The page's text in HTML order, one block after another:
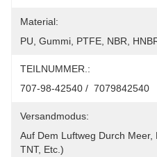
Material:
PU, Gummi, PTFE, NBR,
TEILNUMMER.:
707-98-42540 /  7079842540
Versandmodus:
Auf Dem Luftweg Durch Meer,
TNT, Etc.)